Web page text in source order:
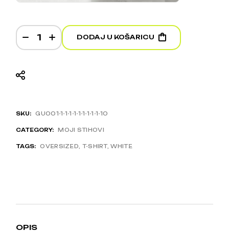
Ljube se - Heavyweight Oversized T-Shirt quantity
DODAJ U KOŠARICU
SKU: GU001-1-1-1-1-1-1-1-1-1-10
CATEGORY: MOJI STIHOVI
TAGS: OVERSIZED T-SHIRT,WHITE
OPIS